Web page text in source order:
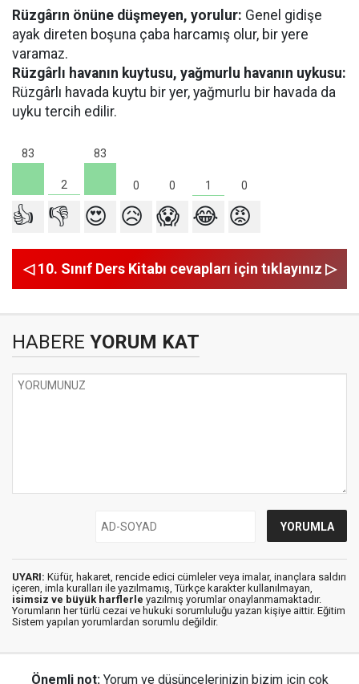
Rüzgârın önüne düşmeyen, yorulur: Genel gidişe
ayak direten boşuna çaba harcamış olur, bir yere
varamaz.
Rüzgârlı havanın kuytusu, yağmurlu havanın uykusu:
Rüzgârlı havada kuytu bir yer, yağmurlu bir havada da
uyku tercih edilir.
83
2
83
0 0 1 0
👍 👎 😍 😥 😱 😂 😡
◁ 10. Sınıf Ders Kitabı cevapları için tıklayınız ▷
HABERE YORUM KAT
UYARI: Küfür, hakaret, rencide edici cümleler veya imalar, inançlara saldırı
içeren, imla kuralları ile yazılmamış, Türkçe karakter kullanılmayan,
isimsiz ve büyük harflerle yazılmış yorumlar onaylanmamaktadır.
Yorumların her türlü cezai ve hukuki sorumluluğu yazan kişiye aittir. Eğitim
Sistem yapılan yorumlardan sorumlu değildir.
Önemli not: Yorum ve düşüncelerinizin bizim için çok